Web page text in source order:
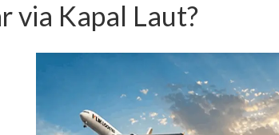
via Kapal Laut?